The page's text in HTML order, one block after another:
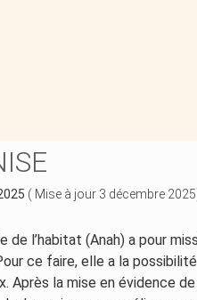
( Mise à jour 3 décembre
de l’habitat (Anah) a pour
ce faire, elle a la
Après la mise en évidence